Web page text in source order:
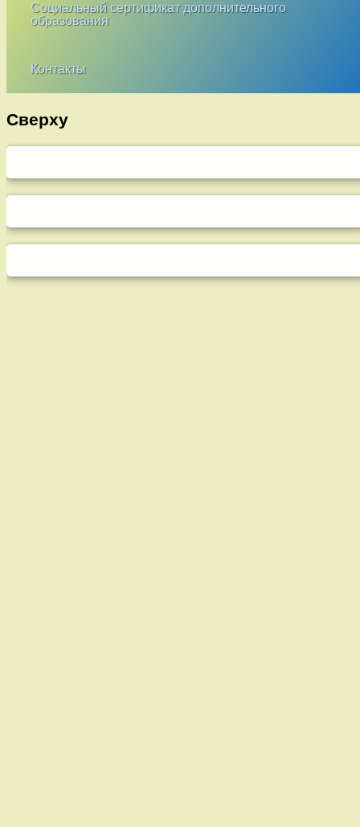
Социальный сертификат дополнительного
образования
Контакты
Сверху